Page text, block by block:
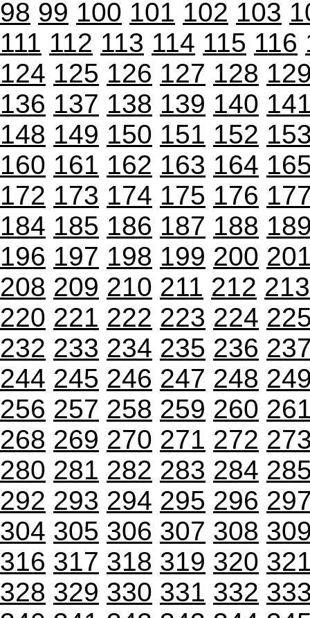
98 99 100 101 102 103
111 112 113 114 115 116
124 125 126 127 128
136 137 138 139 140
148 149 150 151 152
160 161 162 163 164
172 173 174 175 176
184 185 186 187 188
196 197 198 199 200
208 209 210 211 212 213
220 221 222 223 224
232 233 234 235 236
244 245 246 247 248
256 257 258 259 260
268 269 270 271 272
280 281 282 283 284
292 293 294 295 296
304 305 306 307 308
316 317 318 319 320
328 329 330 331 332